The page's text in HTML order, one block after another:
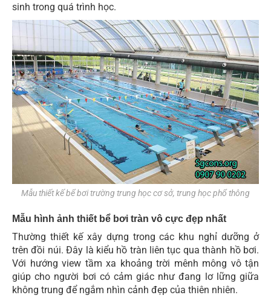
sinh trong quá trình học.
Mẫu thiết kế bể bơi trường trung học cơ sở, trung học phổ thông
Mẫu hình ảnh thiết bể bơi tràn vô cực đẹp nhất
Thường thiết kế xây dựng trong các khu nghỉ dưỡng ở
trên đồi núi. Đây là kiểu hồ tràn liên tục qua thành hồ bơi.
Với hướng view tầm xa khoảng trời mênh mông vô tận
giúp cho người bơi có cảm giác như đang lơ lững giữa
không trung để ngắm nhìn cảnh đẹp của thiên nhiên.